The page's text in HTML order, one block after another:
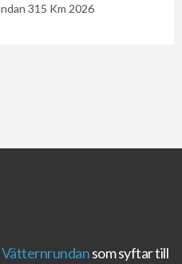
315 Km 2026
Vätternrundansom syftar till